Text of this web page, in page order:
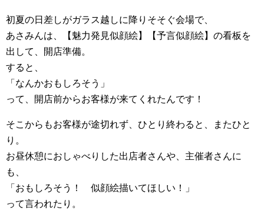
初夏の日差しがガラス越しに降りそそぐ会場で、
あさみんは、【魅力発見似顔絵】【予言似顔絵】の看板を
出して、開店準備。
すると、
「なんかおもしろそう」
って、開店前からお客様が来てくれたんです！
そこからもお客様が途切れず、ひとり終わると、またひと
り。
お昼休憩におしゃべりした出店者さんや、主催者さんに
も、
「おもしろそう！ 似顔絵描いてほしい！」
って言われたり。